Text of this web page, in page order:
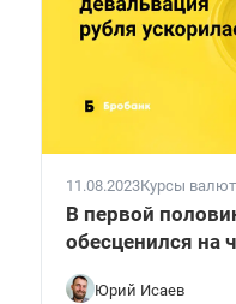
11.08.2023Курсы валют
В первой
обесценился на
Юрий Исаев